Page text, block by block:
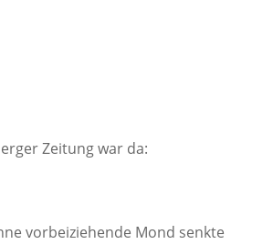
Zeitung war da:
vorbeiziehende Mond senkte